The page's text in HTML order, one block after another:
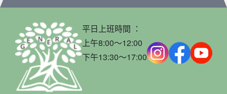
平日上班時間 ：
上午8:00～12:00
下午13:30～17:00